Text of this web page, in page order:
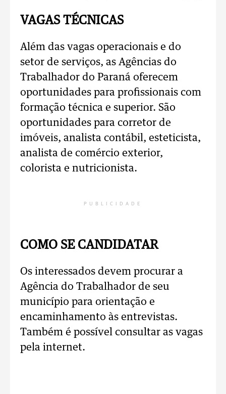
VAGAS TÉCNICAS
Além das vagas operacionais e do
setor de serviços, as Agências do
Trabalhador do Paraná oferecem
oportunidades para profissionais com
formação técnica e superior. São
oportunidades para corretor de
imóveis, analista contábil, esteticista,
analista de comércio exterior,
colorista e nutricionista.
PUBLICIDADE
COMO SE CANDIDATAR
Os interessados devem procurar a
Agência do Trabalhador de seu
município para orientação e
encaminhamento às entrevistas.
Também é possível consultar as vagas
pela internet.